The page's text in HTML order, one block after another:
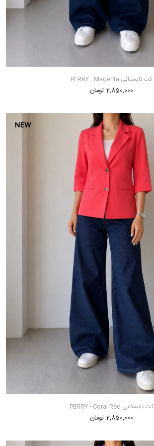
کت تابستانی PERRY - Magenta
2,850,000 تومان
NEW
کت تابستانی PERRY - Coral Red
2,850,000 تومان